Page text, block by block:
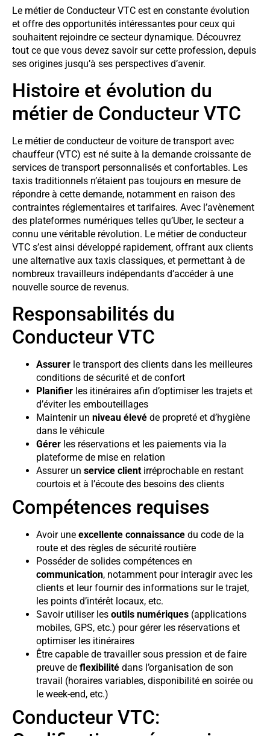
Le métier de Conducteur VTC est en constante évolution
et offre des opportunités intéressantes pour ceux qui
souhaitent rejoindre ce secteur dynamique. Découvrez
tout ce que vous devez savoir sur cette profession, depuis
ses origines jusqu’à ses perspectives d’avenir.
Histoire et évolution du
métier de Conducteur VTC
Le métier de conducteur de voiture de transport avec
chauffeur (VTC) est né suite à la demande croissante de
services de transport personnalisés et confortables. Les
taxis traditionnels n’étaient pas toujours en mesure de
répondre à cette demande, notamment en raison des
contraintes réglementaires et tarifaires. Avec l’avènement
des plateformes numériques telles qu’Uber, le secteur a
connu une véritable révolution. Le métier de conducteur
VTC s’est ainsi développé rapidement, offrant aux clients
une alternative aux taxis classiques, et permettant à de
nombreux travailleurs indépendants d’accéder à une
nouvelle source de revenus.
Responsabilités du
Conducteur VTC
Assurer le transport des clients dans les meilleures
conditions de sécurité et de confort
Planifier les itinéraires afin d’optimiser les trajets et
d’éviter les embouteillages
Maintenir un niveau élevé de propreté et d’hygiène
dans le véhicule
Gérer les réservations et les paiements via la
plateforme de mise en relation
Assurer un service client irréprochable en restant
courtois et à l’écoute des besoins des clients
Compétences requises
Avoir une excellente connaissance du code de la
route et des règles de sécurité routière
Posséder de solides compétences en
communication, notamment pour interagir avec les
clients et leur fournir des informations sur le trajet,
les points d’intérêt locaux, etc.
Savoir utiliser les outils numériques (applications
mobiles, GPS, etc.) pour gérer les réservations et
optimiser les itinéraires
Être capable de travailler sous pression et de faire
preuve de flexibilité dans l’organisation de son
travail (horaires variables, disponibilité en soirée ou
le week-end, etc.)
Conducteur VTC: